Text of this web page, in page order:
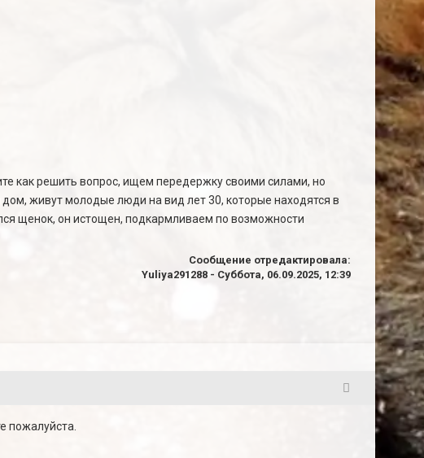
как решить вопрос, ищем передержку своими силами, но
живут молодые люди на вид лет 30, которые находятся в
щенок, он истощен, подкармливаем по возможности
Сообщение отредактировала:
Yuliya291288 - Суббота, 06.09.2025, 12:39
пожалуйста.